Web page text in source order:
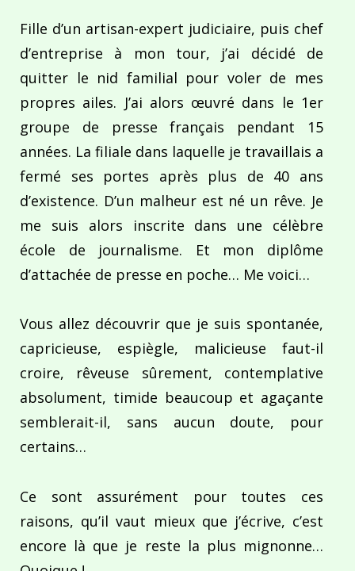
Fille d’un artisan-expert judiciaire, puis chef
d’entreprise à mon tour, j’ai décidé de
quitter le nid familial pour voler de mes
propres ailes. J’ai alors œuvré dans le 1er
groupe de presse français pendant 15
années. La filiale dans laquelle je travaillais a
fermé ses portes après plus de 40 ans
d’existence. D’un malheur est né un rêve. Je
me suis alors inscrite dans une célèbre
école de journalisme. Et mon diplôme
d’attachée de presse en poche… Me voici…
Vous allez découvrir que je suis spontanée,
capricieuse, espiègle, malicieuse faut-il
croire, rêveuse sûrement, contemplative
absolument, timide beaucoup et agaçante
semblerait-il, sans aucun doute, pour
certains…
Ce sont assurément pour toutes ces
raisons, qu’il vaut mieux que j’écrive, c’est
encore là que je reste la plus mignonne…